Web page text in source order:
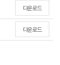
다운로드
다운로드